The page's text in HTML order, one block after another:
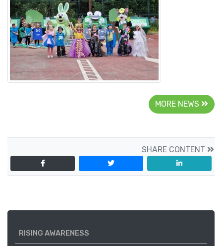
MORE NEWS
SHARE CONTENT
RISING AWARENESS